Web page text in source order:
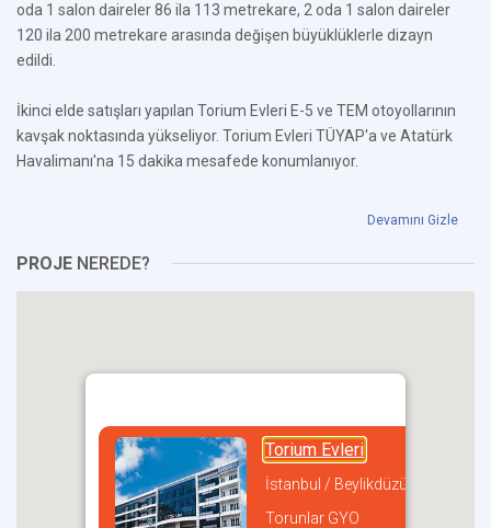
oda 1 salon daireler 86 ila 113 metrekare, 2 oda 1 salon daireler
120 ila 200 metrekare arasında değişen büyüklüklerle dizayn
edildi.
İkinci elde satışları yapılan Torium Evleri E-5 ve TEM otoyollarının
kavşak noktasında yükseliyor. Torium Evleri TÜYAP'a ve Atatürk
Havalimanı'na 15 dakika mesafede konumlanıyor.
Devamını Gizle
PROJE NEREDE?
Torium Evleri
İstanbul / Beylikdüzü
Torunlar GYO